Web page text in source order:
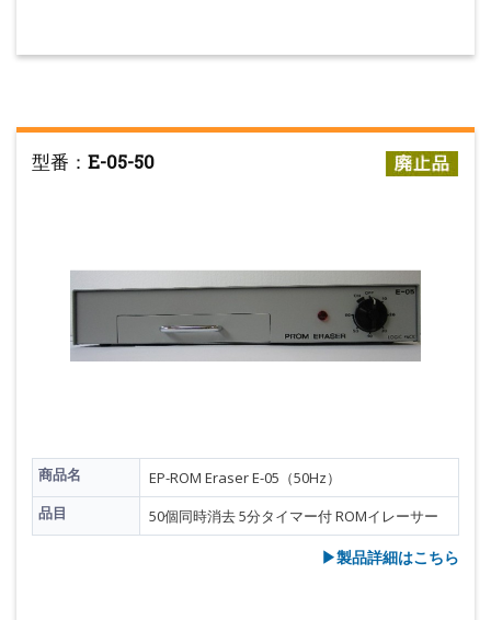
型番： E-05-50
商品名
EP-ROM Eraser E-05（50Hz）
品目
50個同時消去 5分タイマー付 ROMイレーサー
▶︎製品詳細はこちら